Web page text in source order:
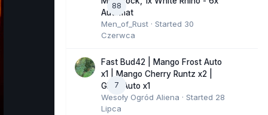
88
Automat
Men_of_Rust · Started 30
Czerwca
7
Fast Bud42 | Mango Frost Auto
x1 | Mango Cherry Runtz x2 |
GMO Auto x1
Wesoły Ogród Aliena · Started 28
Lipca